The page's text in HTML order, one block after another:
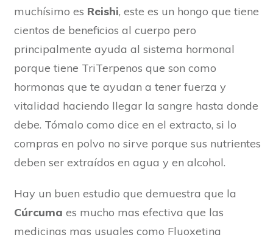
muchísimo es Reishi, este es un hongo que tiene
cientos de beneficios al cuerpo pero
principalmente ayuda al sistema hormonal
porque tiene TriTerpenos que son como
hormonas que te ayudan a tener fuerza y
vitalidad haciendo llegar la sangre hasta donde
debe. Tómalo como dice en el extracto, si lo
compras en polvo no sirve porque sus nutrientes
deben ser extraídos en agua y en alcohol.
Hay un buen estudio que demuestra que la
Cúrcuma es mucho mas efectiva que las
medicinas mas usuales como Fluoxetina